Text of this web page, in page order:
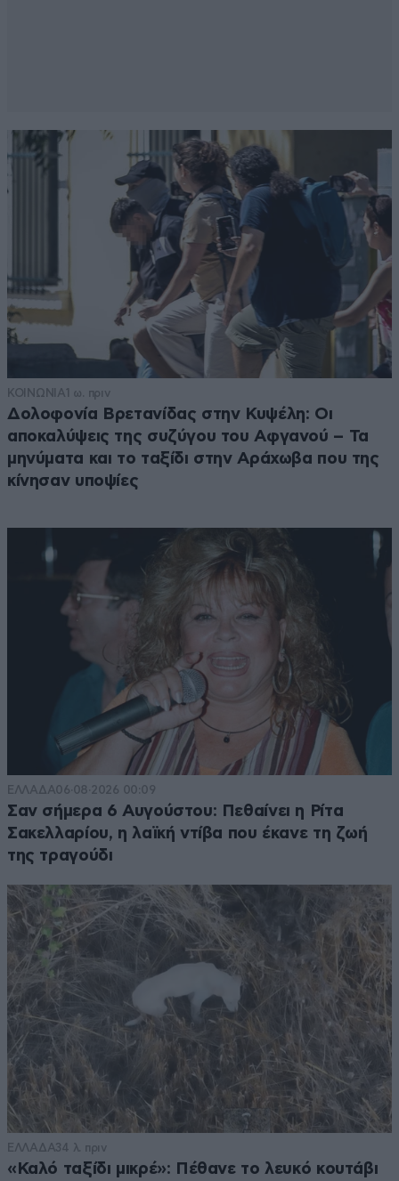
ΚΟΙΝΩΝΙΑ1 ω. πριν
Δολοφονία Βρετανίδας στην Κυψέλη: Οι
αποκαλύψεις της συζύγου του Αφγανού – Τα
μηνύματα και το ταξίδι στην Αράχωβα που της
κίνησαν υποψίες
ΕΛΛΑΔΑ06·08·2026 00:09
Σαν σήμερα 6 Αυγούστου: Πεθαίνει η Ρίτα
Σακελλαρίου, η λαϊκή ντίβα που έκανε τη ζωή
της τραγούδι
ΕΛΛΑΔΑ34 λ. πριν
«Καλό ταξίδι μικρέ»: Πέθανε το λευκό κουτάβι